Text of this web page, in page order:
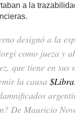
a la
designó a la
como jueza y
que tiene en sus
la causa$Libra
De Mauricio